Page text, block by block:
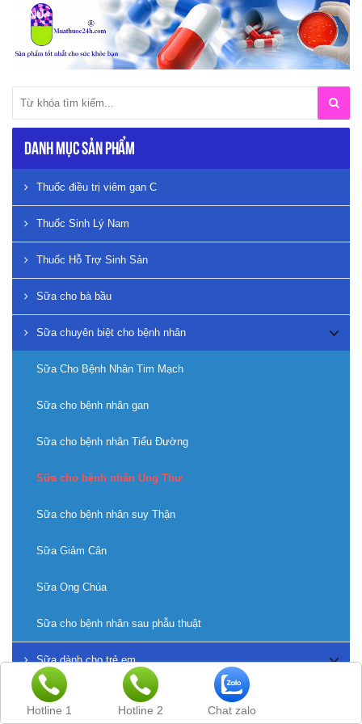
Danh mục sản phẩm
Thuốc điều trị viêm gan C
Thuốc Sinh Lý Nam
Thuốc Hỗ Trợ Sinh Sản
Sữa cho bà bầu
Sữa chuyên biệt cho bệnh nhân
Sữa Cho Bệnh Nhân Tim Mạch
Sữa cho bệnh nhân gan
Sữa cho bệnh nhân Tiểu Đường
Sữa cho bệnh nhân Ung Thư
Sữa cho bệnh nhân suy Thận
Sữa Giảm Cân
Sữa Ong Chúa
Sữa cho bệnh nhân sau phẫu thuật
Sữa dành cho trẻ em
Thực phẩm chức năng
Hotline 1 Hotline 2 Chat zalo